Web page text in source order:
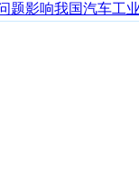
题影响我国汽车工